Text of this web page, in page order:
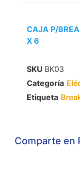
CAJA P/
X 6
SKU BK03
Categoría
Etiqueta
Comparte en